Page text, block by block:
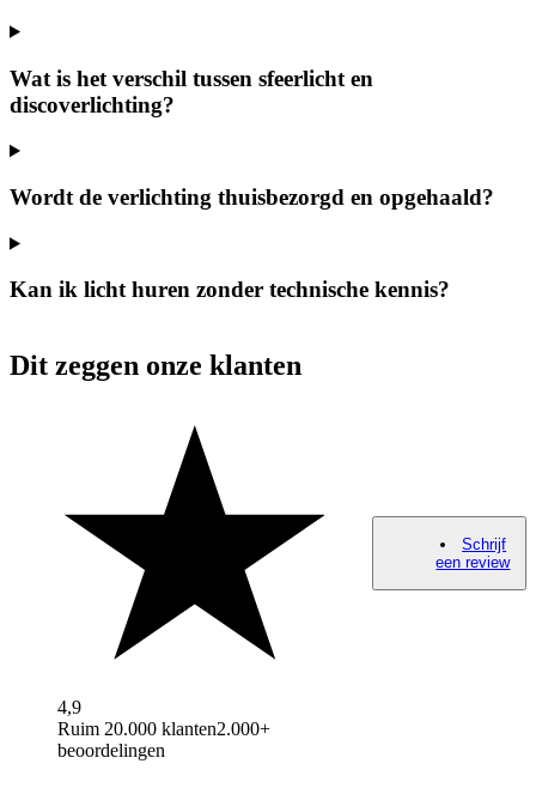
Wat is het verschil tussen sfeerlicht en
discoverlichting?
Wordt de verlichting thuisbezorgd en opgehaald?
Kan ik licht huren zonder technische kennis?
Dit zeggen onze klanten
4,9
Ruim 20.000 klanten2.000+
beoordelingen
Schrijf
een review